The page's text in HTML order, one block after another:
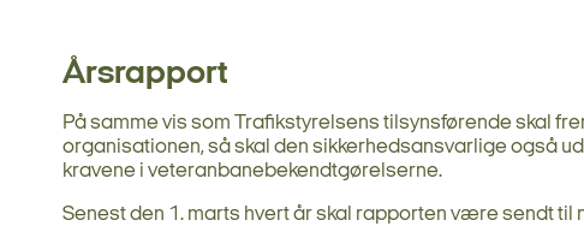
Årsrapport
På samme vis som Trafikstyrelsens tilsynsførende skal
organisationen, så skal den sikkerhedsansvarlige også
kravene i veteranbanebekendtgørelserne.
Senest den 1. marts hvert år skal rapporten være sendt